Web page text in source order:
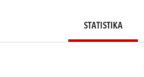
STATISTIKA